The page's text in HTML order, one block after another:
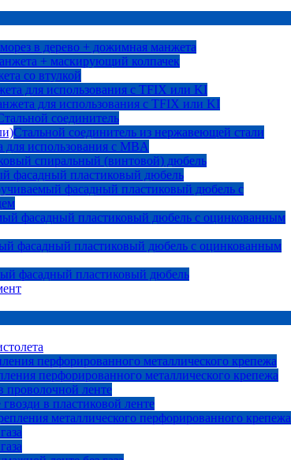
в дерево + дожимная манжета
+ маскирующий колпачек
со втулкой
для использования с TFIX или KI
для использования с TFIX или KI
соединитель
Стальной соединитель из нержавеющей стали
для использования с MBA
спиральный (винтовой) дюбель
фасадный пластиковый дюбель
фасадный пластиковый дюбель с
фасадный пластиковый дюбель с оцинкованным
фасадный пластиковый дюбель с оцинкованным
фасадный пластиковый дюбель
перфорированного металлического крепежа
перфорированного металлического крепежа
проволочной ленте
гвозди в пластиковой ленте
металлического перфорированного крепежа